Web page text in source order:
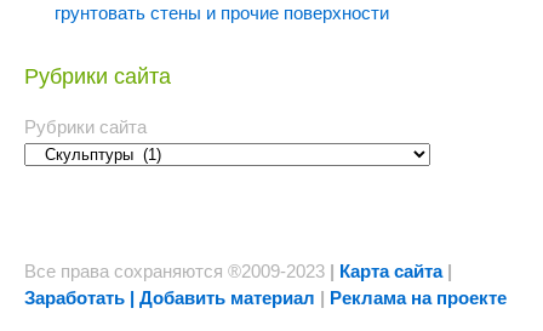
грунтовать стены и прочие поверхности
Рубрики сайта
Рубрики сайта
Все права сохраняются ®2009-2023 | Карта сайта|
Заработать | Добавить материал | Реклама на проекте